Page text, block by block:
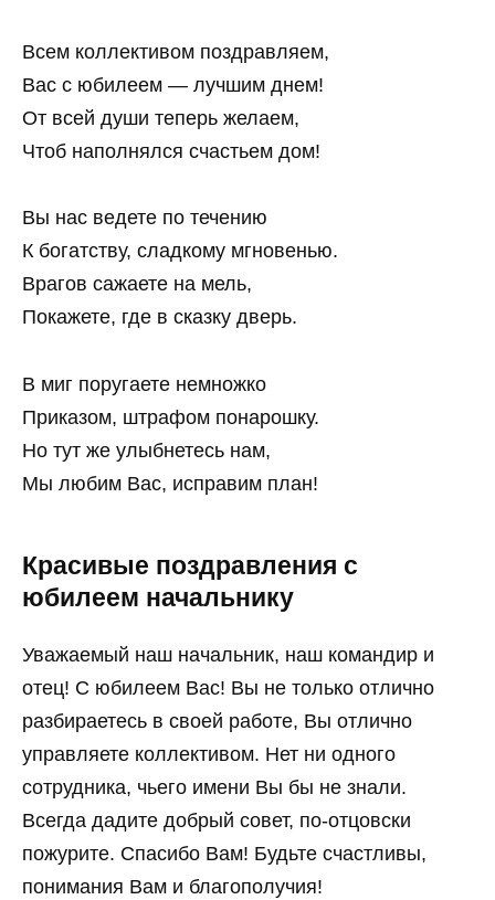
Всем коллективом поздравляем,
Вас с юбилеем — лучшим днем!
От всей души теперь желаем,
Чтоб наполнялся счастьем дом!
Вы нас ведете по течению
К богатству, сладкому мгновенью.
Врагов сажаете на мель,
Покажете, где в сказку дверь.
В миг поругаете немножко
Приказом, штрафом понарошку.
Но тут же улыбнетесь нам,
Мы любим Вас, исправим план!
Красивые поздравления с
юбилеем начальнику
Уважаемый наш начальник, наш командир и
отец! С юбилеем Вас! Вы не только отлично
разбираетесь в своей работе, Вы отлично
управляете коллективом. Нет ни одного
сотрудника, чьего имени Вы бы не знали.
Всегда дадите добрый совет, по-отцовски
пожурите. Спасибо Вам! Будьте счастливы,
понимания Вам и благополучия!